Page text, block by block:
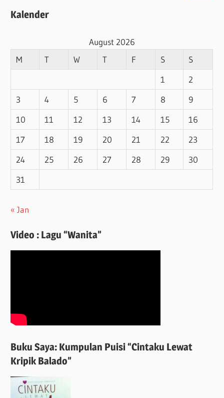
Kalender
August 2026
M
T W T F S
S
1
2
3
4 5 6 7 8
9
10
11 12 13 14 15
16
17
18 19 20 21 22
23
24
25 26 27 28 29
30
31
« Jan
Video : Lagu “Wanita”
Buku Saya: Kumpulan Puisi “Cintaku Lewat
Kripik Balado”